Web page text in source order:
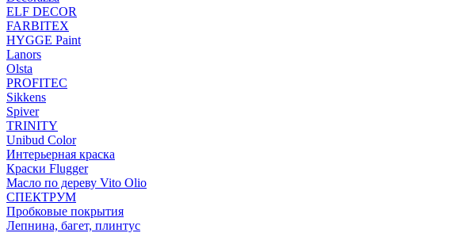
ELF DECOR
FARBITEX
HYGGE Paint
Lanors
Olsta
PROFITEC
Sikkens
Spiver
TRINITY
Unibud Color
Интерьерная краска
Краски Flugger
Масло по дереву Vito Olio
СПЕКТРУМ
Пробковые покрытия
Лепнина, багет, плинтус